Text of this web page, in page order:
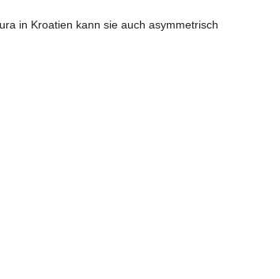
in Kroatien kann sie auch asymmetrisch